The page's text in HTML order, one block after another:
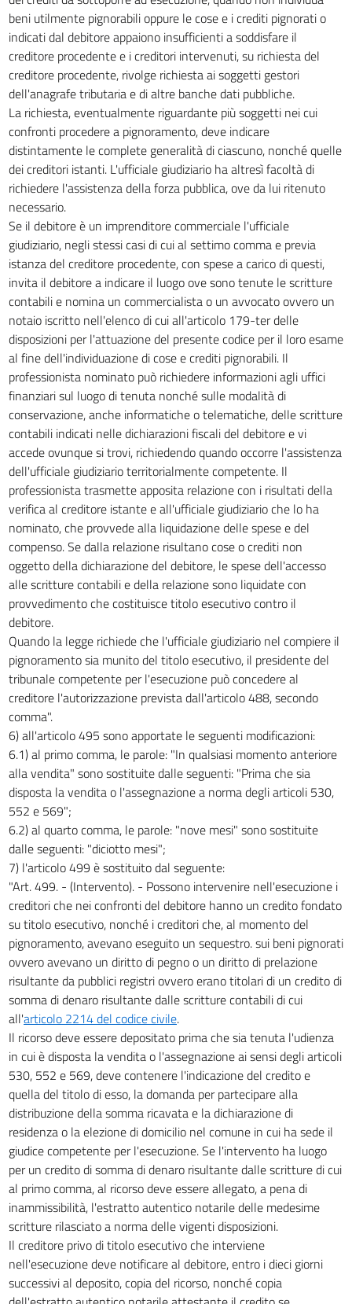
beni utilmente pignorabili oppure le cose e i crediti pignorati o
indicati dal debitore appaiono insufficienti a soddisfare il
creditore procedente e i creditori intervenuti, su richiesta del
creditore procedente, rivolge richiesta ai soggetti gestori
dell'anagrafe tributaria e di altre banche dati pubbliche.
La richiesta, eventualmente riguardante più soggetti nei cui
confronti procedere a pignoramento, deve indicare
distintamente le complete generalità di ciascuno, nonché quelle
dei creditori istanti. L'ufficiale giudiziario ha altresì facoltà di
richiedere l'assistenza della forza pubblica, ove da lui ritenuto
necessario.
Se il debitore è un imprenditore commerciale l'ufficiale
giudiziario, negli stessi casi di cui al settimo comma e previa
istanza del creditore procedente, con spese a carico di questi,
invita il debitore a indicare il luogo ove sono tenute le scritture
contabili e nomina un commercialista o un avvocato ovvero un
notaio iscritto nell'elenco di cui all'articolo 179-ter delle
disposizioni per l'attuazione del presente codice per il loro esame
al fine dell'individuazione di cose e crediti pignorabili. Il
professionista nominato può richiedere informazioni agli uffici
finanziari sul luogo di tenuta nonché sulle modalità di
conservazione, anche informatiche o telematiche, delle scritture
contabili indicati nelle dichiarazioni fiscali del debitore e vi
accede ovunque si trovi, richiedendo quando occorre l'assistenza
dell'ufficiale giudiziario territorialmente competente. Il
professionista trasmette apposita relazione con i risultati della
verifica al creditore istante e all'ufficiale giudiziario che lo ha
nominato, che provvede alla liquidazione delle spese e del
compenso. Se dalla relazione risultano cose o crediti non
oggetto della dichiarazione del debitore, le spese dell'accesso
alle scritture contabili e della relazione sono liquidate con
provvedimento che costituisce titolo esecutivo contro il
debitore.
Quando la legge richiede che l'ufficiale giudiziario nel compiere il
pignoramento sia munito del titolo esecutivo, il presidente del
tribunale competente per l'esecuzione può concedere al
creditore l'autorizzazione prevista dall'articolo 488, secondo
comma".
6) all'articolo 495 sono apportate le seguenti modificazioni:
6.1) al primo comma, le parole: "In qualsiasi momento anteriore
alla vendita" sono sostituite dalle seguenti: "Prima che sia
disposta la vendita o l'assegnazione a norma degli articoli 530,
552 e 569";
6.2) al quarto comma, le parole: "nove mesi" sono sostituite
dalle seguenti: "diciotto mesi";
7) l'articolo 499 è sostituito dal seguente:
"Art. 499. - (Intervento). - Possono intervenire nell'esecuzione i
creditori che nei confronti del debitore hanno un credito fondato
su titolo esecutivo, nonché i creditori che, al momento del
pignoramento, avevano eseguito un sequestro. sui beni pignorati
ovvero avevano un diritto di pegno o un diritto di prelazione
risultante da pubblici registri ovvero erano titolari di un credito di
somma di denaro risultante dalle scritture contabili di cui
all'articolo 2214 del codice civile.
Il ricorso deve essere depositato prima che sia tenuta l'udienza
in cui è disposta la vendita o l'assegnazione ai sensi degli articoli
530, 552 e 569, deve contenere l'indicazione del credito e
quella del titolo di esso, la domanda per partecipare alla
distribuzione della somma ricavata e la dichiarazione di
residenza o la elezione di domicilio nel comune in cui ha sede il
giudice competente per l'esecuzione. Se l'intervento ha luogo
per un credito di somma di denaro risultante dalle scritture di cui
al primo comma, al ricorso deve essere allegato, a pena di
inammissibilità, l'estratto autentico notarile delle medesime
scritture rilasciato a norma delle vigenti disposizioni.
Il creditore privo di titolo esecutivo che interviene
nell'esecuzione deve notificare al debitore, entro i dieci giorni
successivi al deposito, copia del ricorso, nonché copia